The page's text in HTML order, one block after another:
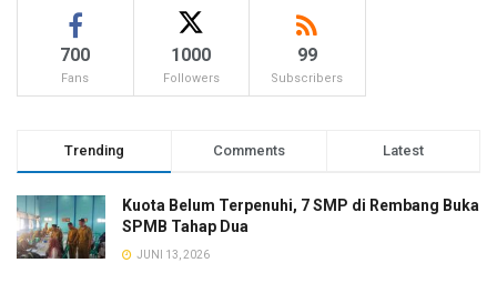
700
Fans
1000
Followers
99
Subscribers
Trending Comments Latest
Kuota Belum Terpenuhi, 7 SMP di Rembang Buka
SPMB Tahap Dua
JUNI 13, 2026